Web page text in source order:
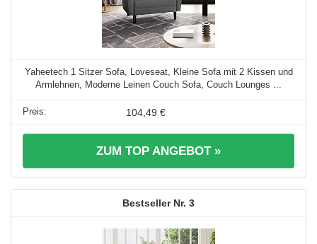
Yaheetech 1 Sitzer Sofa, Loveseat, Kleine Sofa mit 2 Kissen und
Armlehnen, Moderne Leinen Couch Sofa, Couch Lounges ...
104,49 €
ZUM TOP ANGEBOT »
3